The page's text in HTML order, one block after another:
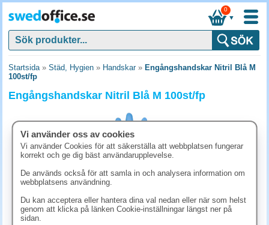
▼
0
Startsida» Städ, Hygien » Handskar» Engångshandskar Nitril Blå M
100st/fp
Engångshandskar Nitril Blå M 100st/fp
Vi använder oss av cookies
Vi använder Cookies för att säkerställa att webbplatsen fungerar
korrekt och ge dig bäst användarupplevelse.
De används också för att samla in och analysera information om
webbplatsens användning.
Du kan acceptera eller hantera dina val nedan eller när som helst
genom att klicka på länken Cookie-inställningar längst ner på
sidan.